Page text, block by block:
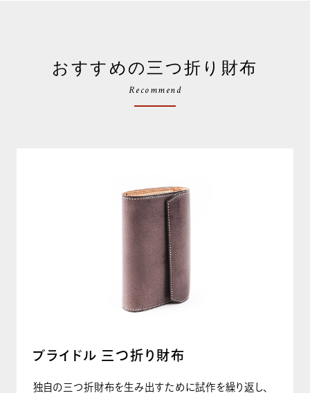
おすすめの三つ折り財布
Recommend
ブライドル 三つ折り財布
独自の三つ折財布を生み出すために試作を繰り返し、